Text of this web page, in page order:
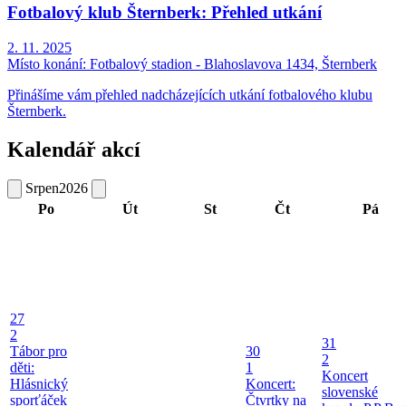
Fotbalový klub Šternberk: Přehled utkání
2. 11. 2025
Místo konání: Fotbalový stadion - Blahoslavova 1434, Šternberk
Přinášíme vám přehled nadcházejících utkání fotbalového klubu
Šternberk.
Kalendář akcí
Srpen2026
Po
Út St Čt Pá
27
2
Tábor pro
děti:
Hlásnický
sporťáček
30
1
Koncert:
Čtvrtky na
31
2
Koncert
slovenské